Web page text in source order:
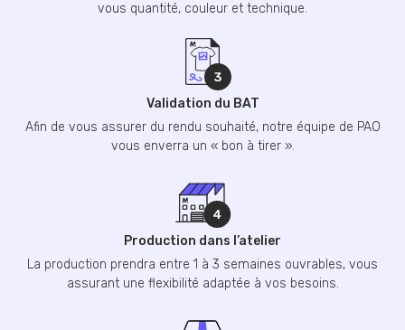
vous quantité, couleur et technique.
Validation du BAT
Afin de vous assurer du rendu souhaité, notre équipe de PAO
vous enverra un « bon à tirer ».
Production dans l’atelier
La production prendra entre 1 à 3 semaines ouvrables, vous
assurant une flexibilité adaptée à vos besoins.